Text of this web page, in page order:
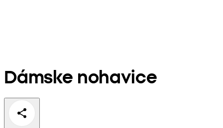
Dámske nohavice